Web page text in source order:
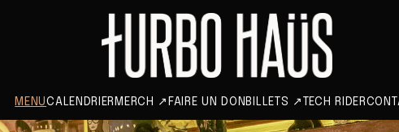
MENUCALENDRIER MERCH ↗ FAIRE UN DON BILLETS ↗ TECH RIDER